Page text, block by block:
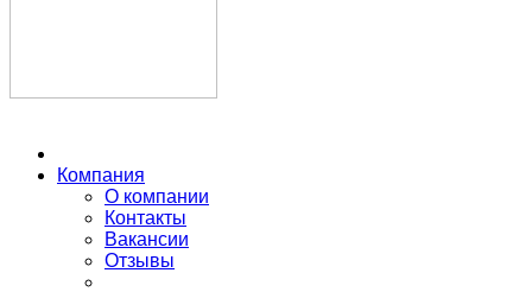
Компания
О компании
Контакты
Вакансии
Отзывы